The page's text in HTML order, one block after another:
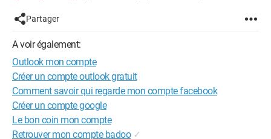
Partager
A voir également:
Outlook mon compte
Créer un compte outlook gratuit
Comment savoir qui regarde mon compte facebook
Créer un compte google
Le bon coin mon compte
Retrouver mon compte badoo ✓